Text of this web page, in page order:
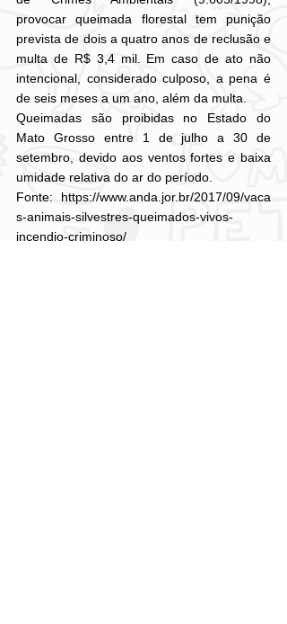
provocar queimada florestal tem punição
prevista de dois a quatro anos de reclusão e
multa de R$ 3,4 mil. Em caso de ato não
intencional, considerado culposo, a pena é
de seis meses a um ano, além da multa.
Queimadas são proibidas no Estado do
Mato Grosso entre 1 de julho a 30 de
setembro, devido aos ventos fortes e baixa
umidade relativa do ar do período.
Fonte: https://www.anda.jor.br/2017/09/vaca
s-animais-silvestres-queimados-vivos-
incendio-criminoso/